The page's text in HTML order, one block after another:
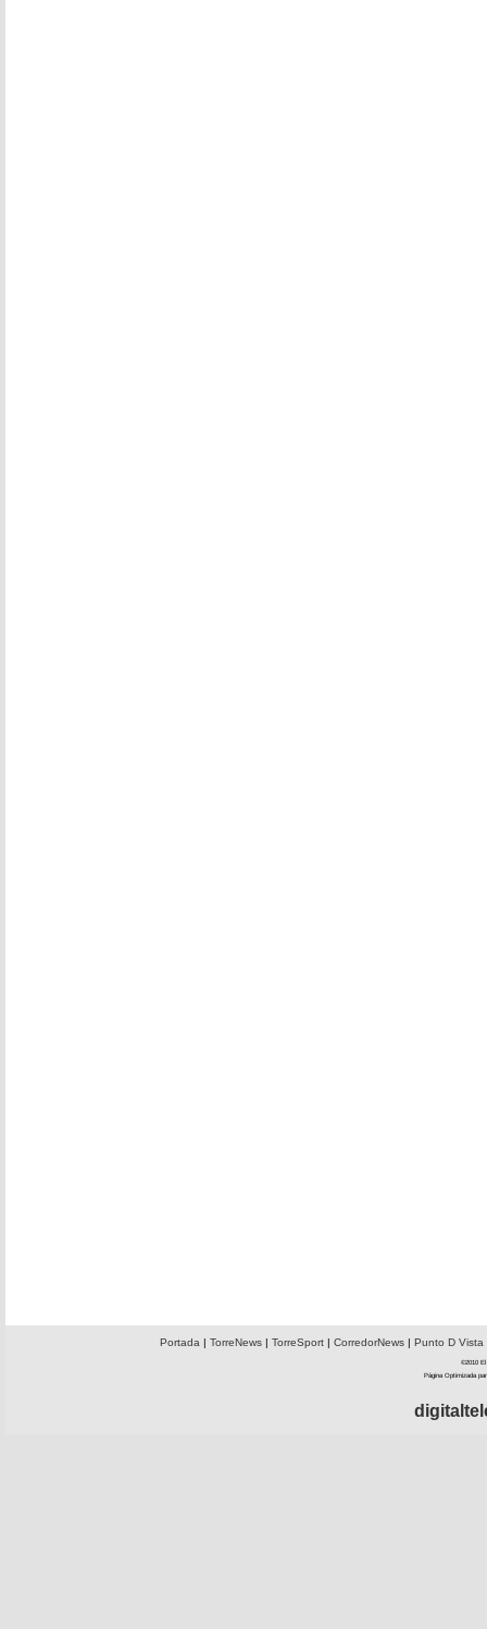
Portada | TorreNews| TorreSport| CorredorNews| Punto D Vista
©2010 El
Página Optimizada